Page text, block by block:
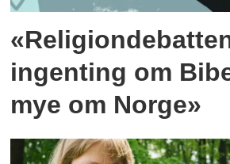
ingenting om
mye om Norge»